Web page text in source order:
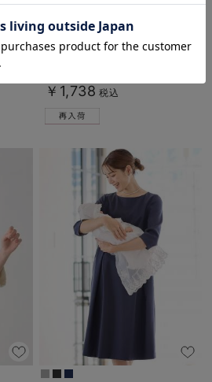
）リ
テ
【授乳対応】吸汗速乾・接触冷感・
UVカット素材キャミソール【出産
￥1,738 税込
り商品を確認する